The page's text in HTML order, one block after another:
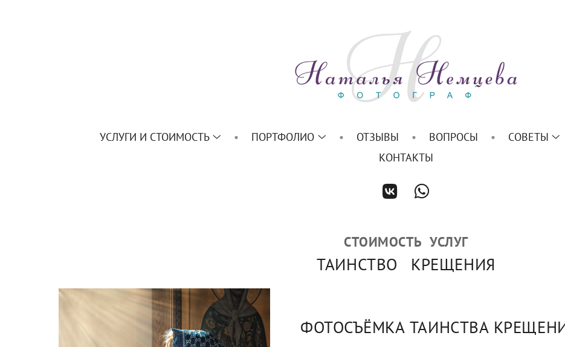
УСЛУГИ И СТОИМОСТЬ ПОРТФОЛИО ОТЗЫВЫ ВОПРОСЫ СОВЕТЫ
КОНТАКТЫ
СТОИМОСТЬ УСЛУГ
ТАИНСТВО КРЕЩЕНИЯ
ФОТОСЪЁМКА ТАИНСТВА